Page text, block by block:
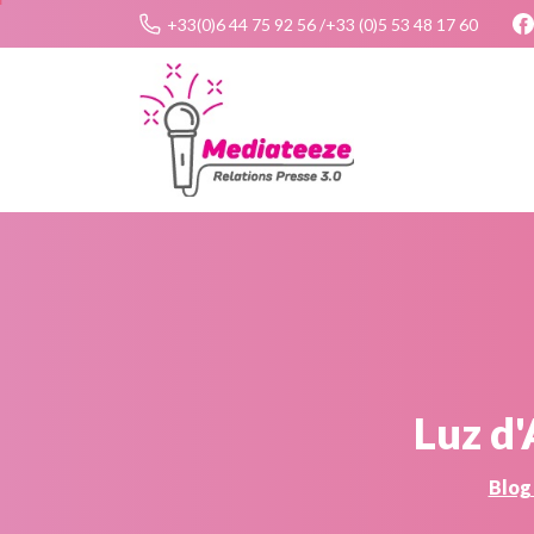
+33(0)6 44 75 92 56 /+33 (0)5 53 48 17 60
Luz